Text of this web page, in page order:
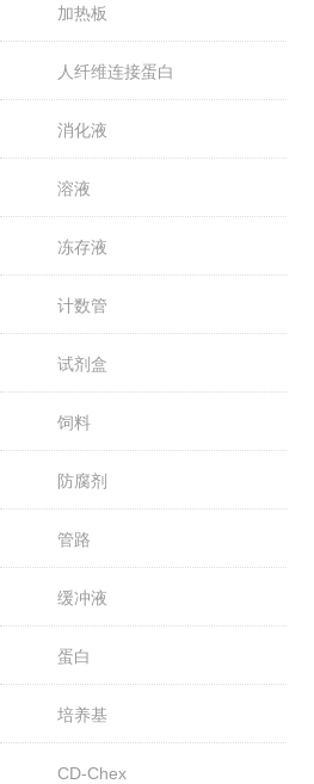
加热板
人纤维连接蛋白
消化液
溶液
冻存液
计数管
试剂盒
饲料
防腐剂
管路
缓冲液
蛋白
培养基
CD-Chex